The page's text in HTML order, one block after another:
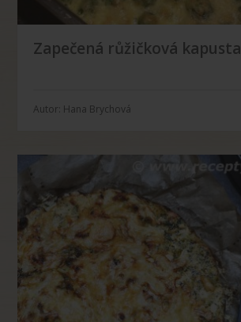
Zapečená růžičková kapusta
Autor: Hana Brychová